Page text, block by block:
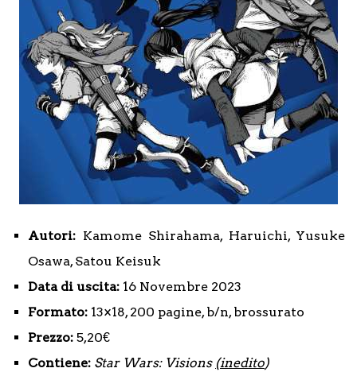
Autori: Kamome Shirahama, Haruichi, Yusuke
Osawa, Satou Keisuk
Data di uscita: 16 Novembre 2023
Formato: 13×18, 200 pagine, b/n, brossurato
Prezzo: 5,20€
Contiene: Star Wars: Visions (inedito)